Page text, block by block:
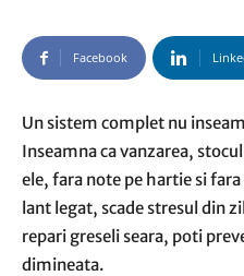
Facebook
Un sistem complet nu
Inseamna ca vanzarea,
ele, fara note pe hartie si
lant legat, scade stresul din
repari greseli seara, poti
dimineata.